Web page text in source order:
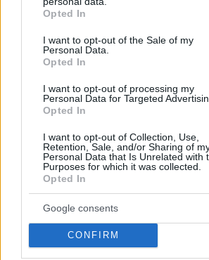
grant or deny consent to Google and its
use your data for below specified
consent section.
Opted In
I want to opt-out of the Sale of my
Personal Data.
Opted In
I want to opt-out of processing my
Personal Data for Targeted
Opted In
I want to opt-out of Collection, Use,
Retention, Sale, and/or Sharing of
Personal Data that Is Unrelated with
Purposes for which it was collected.
Opted In
Google consents
CONFIRM
ΡΟΗ ΕΙΔΗΣΕΩΝ
influencers και προκάλεσε
πριν 6 λεπτά
Πώς επιλέγουν τα ζώα τους αρχηγούς
παραδείγματα που θα σας ξαφνιάσουν
πριν 6 λεπτά
Κεραμέως για Ράμφο: Υπάρχουν
φεύγουν, αφήνουν πίσω τους κάτι
το έργο τους
πριν 9 λεπτά